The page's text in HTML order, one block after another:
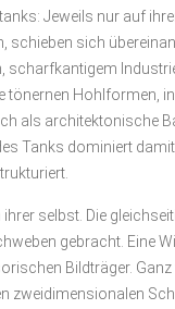
Jeweils nur auf
schieben sich
scharfkantigem
tönernen Hohlformen,
als architektonische
Tanks dominiert
selbst. Die
gebracht. Eine
Bildträger. Ganz
zweidimensionalen